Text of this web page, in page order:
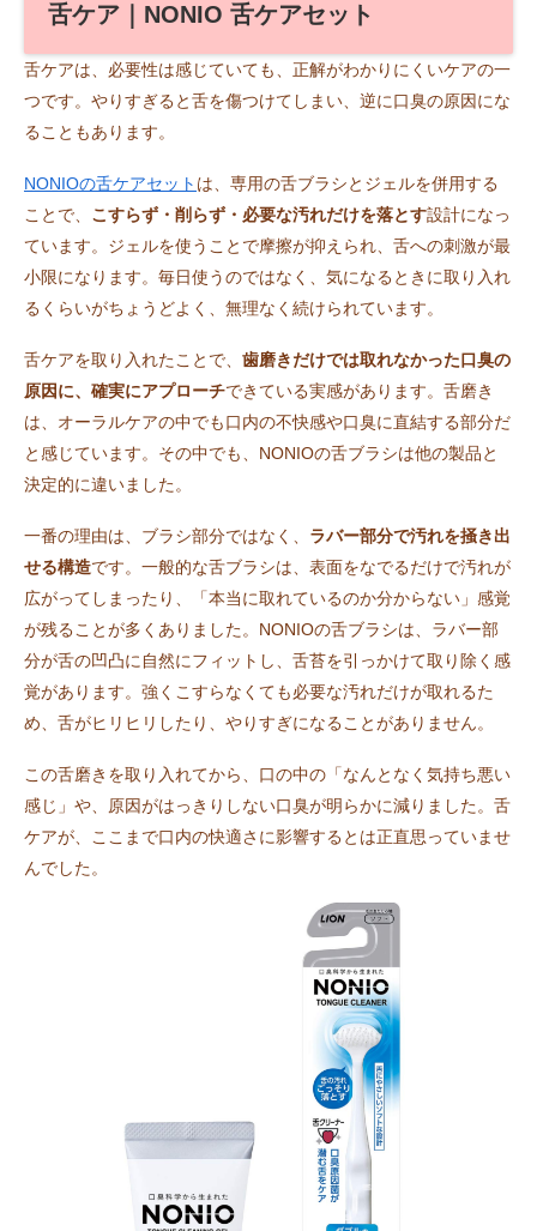
舌ケア｜NONIO 舌ケアセット
舌ケアは、必要性は感じていても、正解がわかりにくいケアの一
つです。やりすぎると舌を傷つけてしまい、逆に口臭の原因にな
ることもあります。
NONIOの舌ケアセット は、専用の舌ブラシとジェルを併用する
ことで、 こすらず・削らず・必要な汚れだけを落とす設計になっ
ています。ジェルを使うことで摩擦が抑えられ、舌への刺激が最
小限になります。毎日使うのではなく、気になるときに取り入れ
るくらいがちょうどよく、無理なく続けられています。
舌ケアを取り入れたことで、 歯磨きだけでは取れなかった口臭の
原因に、確実にアプローチできている実感があります。舌磨き
は、オーラルケアの中でも口内の不快感や口臭に直結する部分だ
と感じています。その中でも、NONIOの舌ブラシは他の製品と
決定的に違いました。
一番の理由は、ブラシ部分ではなく、 ラバー部分で汚れを掻き出
せる構造です。一般的な舌ブラシは、表面をなでるだけで汚れが
広がってしまったり、「本当に取れているのか分からない」感覚
が残ることが多くありました。NONIOの舌ブラシは、ラバー部
分が舌の凹凸に自然にフィットし、舌苔を引っかけて取り除く感
覚があります。強くこすらなくても必要な汚れだけが取れるた
め、舌がヒリヒリしたり、やりすぎになることがありません。
この舌磨きを取り入れてから、口の中の「なんとなく気持ち悪い
感じ」や、原因がはっきりしない口臭が明らかに減りました。舌
ケアが、ここまで口内の快適さに影響するとは正直思っていませ
んでした。